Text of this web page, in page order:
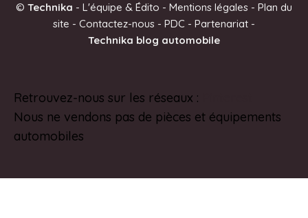
© Technika - L'équipe & Édito - Mentions légales - Plan du
site - Contactez-nous - PDC - Partenariat -
Technika blog automobile
Retrouvez-nous sur les réseaux :
Nous ne vendons pas de pièces et équipements
automobiles